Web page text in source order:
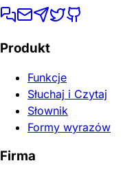
Produkt
Funkcje
Słuchaj i Czytaj
Słownik
Formy wyrazów
Firma